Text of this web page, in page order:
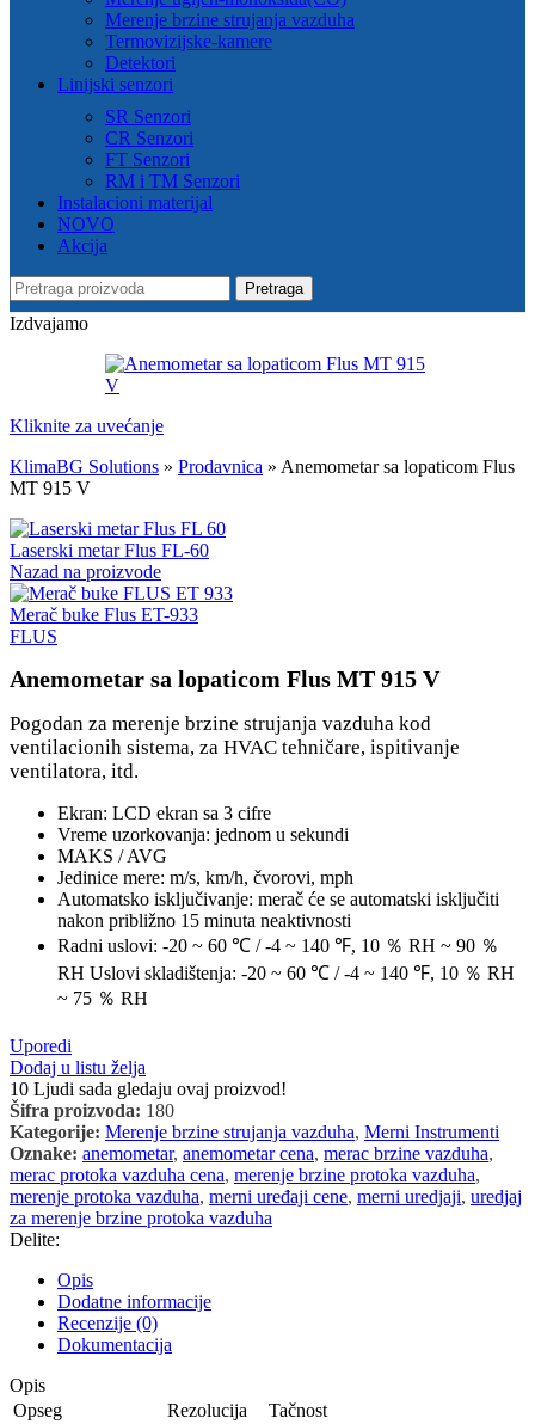
Merenje brzine strujanja vazduha
Termovizijske-kamere
Detektori
Linijski senzori
SR Senzori
CR Senzori
FT Senzori
RM i TM Senzori
Instalacioni materijal
NOVO
Akcija
Pretraga
Izdvajamo
Kliknite za uvećanje
KlimaBG Solutions » Prodavnica » Anemometar sa lopaticom Flus
MT 915 V
Laserski metar Flus FL-60
Nazad na proizvode
Merač buke Flus ET-933
FLUS
Anemometar sa lopaticom Flus MT 915 V
Pogodan za merenje brzine strujanja vazduha kod
ventilacionih sistema, za HVAC tehničare, ispitivanje
ventilatora, itd.
Ekran: LCD ekran sa 3 cifre
Vreme uzorkovanja: jednom u sekundi
MAKS / AVG
Jedinice mere: m/s, km/h, čvorovi, mph
Automatsko isključivanje: merač će se automatski isključiti
nakon približno 15 minuta neaktivnosti
Radni uslovi: -20 ~ 60 ℃ / -4 ~ 140 ℉, 10 ％ RH ~ 90 ％
RH Uslovi skladištenja: -20 ~ 60 ℃ / -4 ~ 140 ℉, 10 ％ RH
~ 75 ％ RH
Uporedi
Dodaj u listu želja
10 Ljudi sada gledaju ovaj proizvod!
Šifra proizvoda: 180
Kategorije: Merenje brzine strujanja vazduha, Merni Instrumenti
Oznake: anemometar, anemometar cena, merac brzine vazduha,
merac protoka vazduha cena, merenje brzine protoka vazduha,
merenje protoka vazduha, merni uređaji cene, merni uredjaji, uredjaj
za merenje brzine protoka vazduha
Delite:
Opis
Dodatne informacije
Recenzije (0)
Dokumentacija
Opis
Opseg
Rezolucija
Tačnost